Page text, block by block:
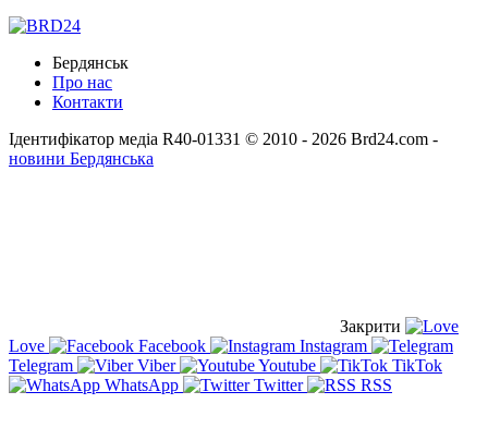
Бердянськ
Про нас
Контакти
Ідентифікатор медіа R40-01331 © 2010 - 2026 Brd24.com -
новини Бердянська
Закрити
Love
Facebook
Instagram
Telegram
Viber Youtube
TikTok
WhatsApp
Twitter RSS